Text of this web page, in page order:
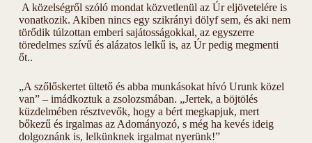
A közelségről szóló mondat közvetlenül az Úr eljövetelére is
vonatkozik. Akiben nincs egy szikrányi dölyf sem, és aki nem
törődik túlzottan emberi sajátosságokkal, az egyszerre
töredelmes szívű és alázatos lelkű is, az Úr pedig megmenti
őt..
„A szőlőskertet ültető és abba munkásokat hívó Urunk közel
van” – imádkoztuk a zsolozsmában. „Jertek, a böjtölés
küzdelmében résztvevők, hogy a bért megkapjuk, mert
bőkezű és irgalmas az Adományozó, s még ha kevés ideig
dolgoznánk is, lelkünknek irgalmat nyerünk!”